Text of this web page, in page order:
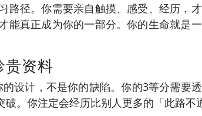
路径。你需要亲自触摸、感受、经历，
能真正成为你的一部分。你的生命就是
贵资料
设计，不是你的缺陷。你的3等分需要
。你注定会经历比别人更多的「此路不